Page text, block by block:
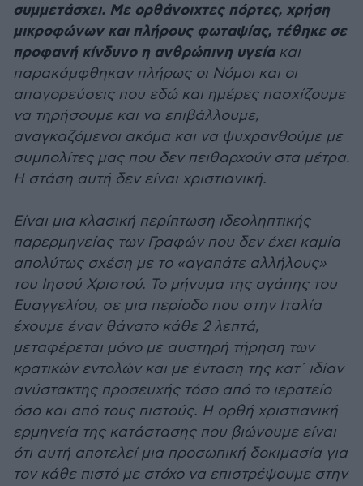
συμμετάσχει. Με ορθάνοιχτες πόρτες, χρήση
μικροφώνων και πλήρους φωταψίας, τέθηκε σε
προφανή κίνδυνο η ανθρώπινη υγείακαι
παρακάμφθηκαν πλήρως οι Νόμοι και οι
απαγορεύσεις που εδώ και ημέρες πασχίζουμε
να τηρήσουμε και να επιβάλλουμε,
αναγκαζόμενοι ακόμα και να ψυχρανθούμε με
συμπολίτες μας που δεν πειθαρχούν στα μέτρα.
Η στάση αυτή δεν είναι χριστιανική.
Είναι μια κλασική περίπτωση ιδεοληπτικής
παρερμηνείας των Γραφών που δεν έχει καμία
απολύτως σχέση με το «αγαπάτε αλλήλους»
του Ιησού Χριστού. Το μήνυμα της αγάπης του
Ευαγγελίου, σε μια περίοδο που στην Ιταλία
έχουμε έναν θάνατο κάθε 2 λεπτά,
μεταφέρεται μόνο με αυστηρή τήρηση των
κρατικών εντολών και με ένταση της κατ΄ ιδίαν
ανύστακτης προσευχής τόσο από το ιερατείο
όσο και από τους πιστούς. Η ορθή χριστιανική
ερμηνεία της κατάστασης που βιώνουμε είναι
ότι αυτή αποτελεί μια προσωπική δοκιμασία για
τον κάθε πιστό με στόχο να επιστρέψουμε στην